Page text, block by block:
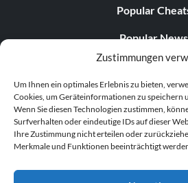
Zustimmungen
Um Ihnen ein optimales Erlebnis zu bieten,
Cookies, um Geräteinformationen zu speichern
Wenn Sie diesen Technologien zustimmen,
Surfverhalten oder eindeutige IDs auf dieser
Ihre Zustimmung nicht erteilen oder
Merkmale und Funktionen beeinträchtigt
Popular
Popular News
Popular
Popular Free
LATEST